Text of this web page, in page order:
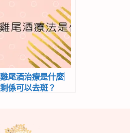
老？！膚色不均、色
班、凹凸洞全都顯
身？主動出擊才是上
上之策！Stellar M22
可以解決膚色不均、
色班、凹凸洞？！
雞尾酒治療是什麼︳
剩係可以去斑？